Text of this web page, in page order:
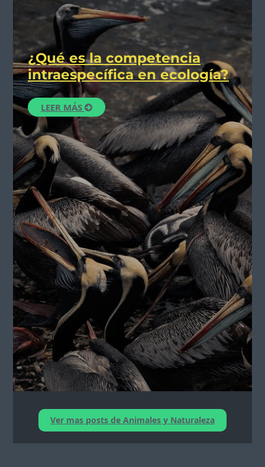
¿Qué es la competencia
intraespecífica en ecología?
LEER MÁS
Ver mas posts de Animales y Naturaleza